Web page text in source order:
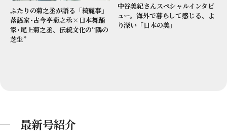
ふたりの菊之丞が語る「綺麗事」
落語家･古今亭菊之丞×日本舞踊
家･尾上菊之丞、伝統文化の“隣の
芝生”
中谷美紀さんスペシャルインタビ
ュー。海外で暮らして感じる、よ
り深い「日本の美」
最新号紹介